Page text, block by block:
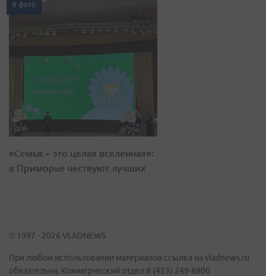
8 фото
«Семья – это целая вселенная»:
в Приморье чествуют лучших
© 1997 - 2026 VLADNEWS
При любом использовании материалов ссылка на vladnews.ru
обязательна. Коммерческий отдел 8 (423) 249-8800